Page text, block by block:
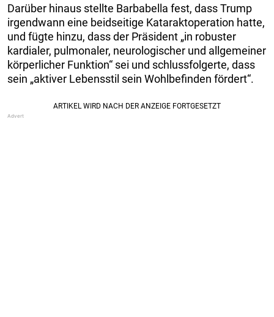
Darüber hinaus stellte Barbabella fest, dass Trump
irgendwann eine beidseitige Kataraktoperation hatte,
und fügte hinzu, dass der Präsident „in robuster
kardialer, pulmonaler, neurologischer und allgemeiner
körperlicher Funktion“ sei und schlussfolgerte, dass
sein „aktiver Lebensstil sein Wohlbefinden fördert“.